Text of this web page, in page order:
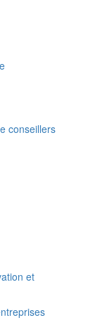
conseillers
et